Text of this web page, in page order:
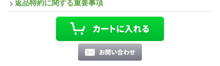
返品特約に関する重要事項